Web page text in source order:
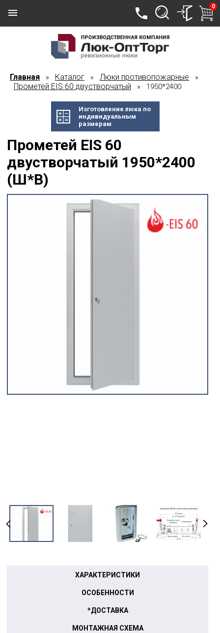
0
Главная » Каталог » Люки противопожарные »
Прометей EIS 60 двустворчатый » 1950*2400
Изготовление люка по
индивидуальным
размерам
Прометей EIS 60
двустворчатый 1950*2400
(Ш*В)
ХАРАКТЕРИСТИКИ
ОСОБЕННОСТИ
*ДОСТАВКА
МОНТАЖНАЯ СХЕМА